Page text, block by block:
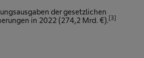
der gesetzlichen
in 2022 (274,2 Mrd. €).[3]